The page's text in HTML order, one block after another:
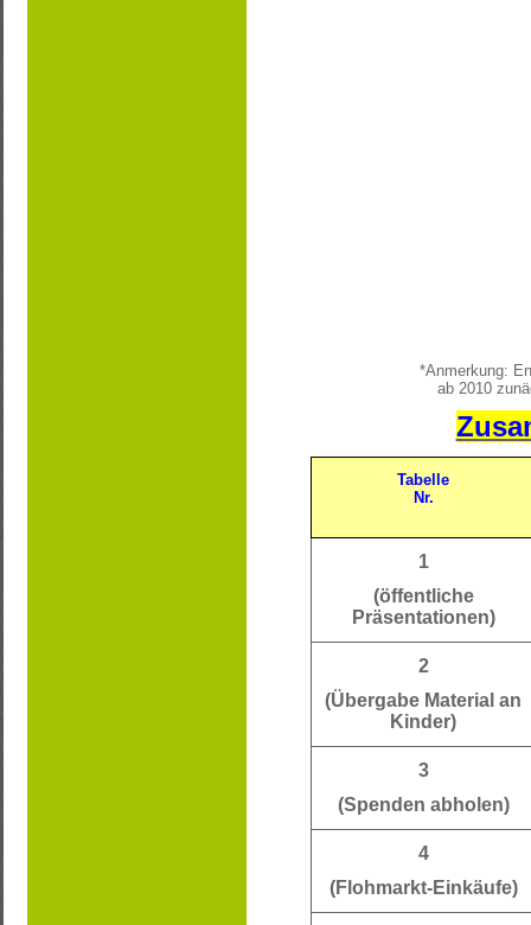
*Anmerkung:
ab 2010
Tabelle
Nr.
1
(öffentliche
Präsentationen)
2
(Übergabe Material an
Kinder)
3
(Spenden abholen)
4
(Flohmarkt-Einkäufe)